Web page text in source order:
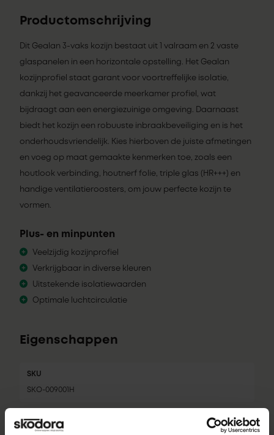
Productomschrijving
Dit Gealan 3-vaks kozijn bestaat uit 1 valraam en 2 vaste
glaspanelen in een horizontale opstelling. Het Gealan
kozijnprofiel staat garant voor voortreffelijke isolatie,
dankzij het geavanceerde meerkamer profiel, wat
bijdraagt aan een energiezuinige omgeving. Daarnaast
biedt het kozijn een robuuste inbraakbeveiliging en is het
onderhoudsvriendelijk. Kies hierboven de juiste afmetingen
en voeg op maat gemaakte kenmerken toe, zoals een
houtlook verbinding, houtnerf folie, triple glas (HR+++) en
handige ventilatieroosters, om jouw perfecte kozijn te
vormen.
Plus- en minpunten
Veelzijdig kozijnprofiel
Verkrijgbaar in diverse kleuren
Uitstekende isolatiewaarden
Optimale luchtcirculatie
Eigenschappen
SKU
SKO-009001H
Gealan